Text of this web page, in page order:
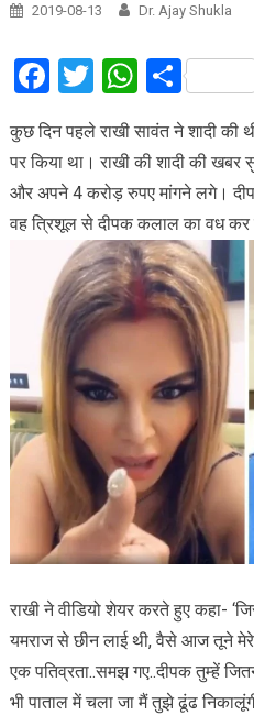
2019-08-13 Dr. Ajay Shukla
Facebook
Twitter
कुछ दिन पहले राखी सावंत ने शादी की
पर किया था। राखी की शादी की
और अपने 4 करोड़ रुपए मांगने लगे।
वह त्रिशूल से दीपक कलाल का वध कर
राखी ने वीडियो शेयर करते हुए कहा-
यमराज से छीन लाई थी, वैसे आज तूने
एक पतिव्रता..समझ गए..दीपक तुम्हें
भी पाताल में चला जा मैं तुझे ढूंढ